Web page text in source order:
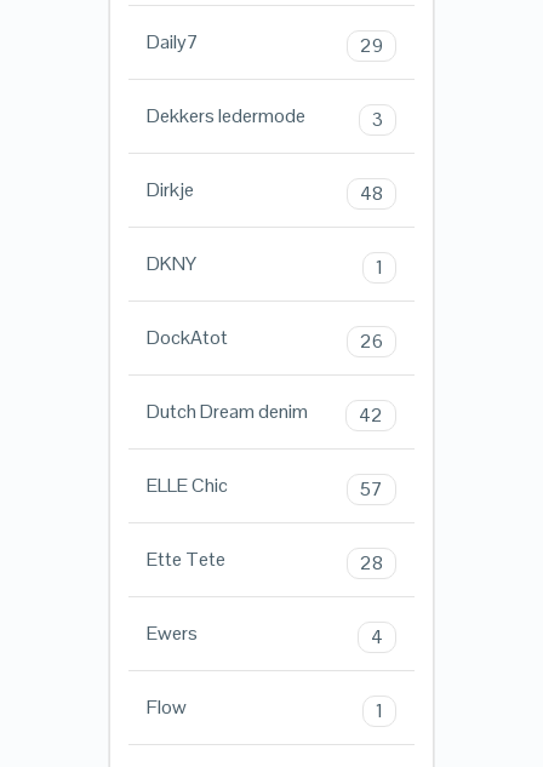
Daily7 29
Dekkers ledermode 3
Dirkje 48
DKNY 1
DockAtot 26
Dutch Dream denim 42
ELLE Chic 57
Ette Tete 28
Ewers 4
Flow 1